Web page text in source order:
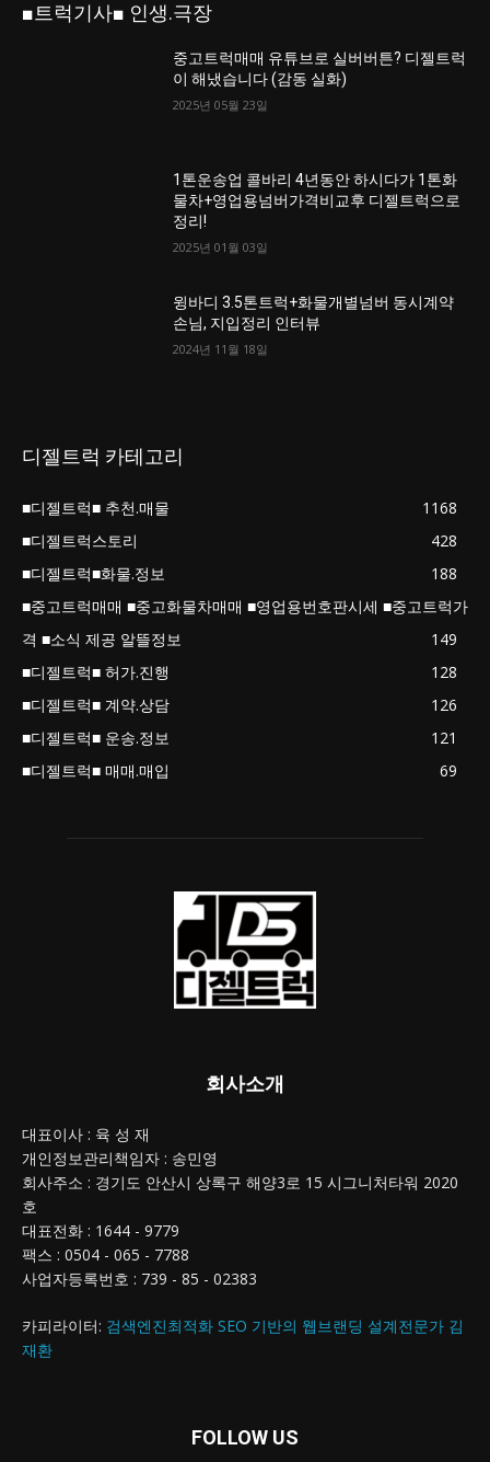
■트럭기사■ 인생.극장
중고트럭매매 유튜브로 실버버튼? 디젤트럭
이 해냈습니다 (감동 실화)
2025년 05월 23일
1톤운송업 콜바리 4년동안 하시다가 1톤화
물차+영업용넘버가격비교후 디젤트럭으로
정리!
2025년 01월 03일
윙바디 3.5톤트럭+화물개별넘버 동시계약
손님, 지입정리 인터뷰
2024년 11월 18일
디젤트럭 카테고리
■디젤트럭■ 추천.매물
1168
■디젤트럭스토리
428
■디젤트럭■화물.정보
188
■중고트럭매매 ■중고화물차매매 ■영업용번호판시세 ■중고트럭가
격 ■소식 제공 알뜰정보
149
■디젤트럭■ 허가.진행
128
■디젤트럭■ 계약.상담
126
■디젤트럭■ 운송.정보
121
■디젤트럭■ 매매.매입
69
회사소개
대표이사 : 육 성 재
개인정보관리책임자 : 송민영
회사주소 : 경기도 안산시 상록구 해양3로 15 시그니처타워 2020
호
대표전화 : 1644 - 9779
팩스 : 0504 - 065 - 7788
사업자등록번호 : 739 - 85 - 02383
카피라이터: 검색엔진최적화 SEO 기반의 웹브랜딩 설계전문가 김
재환
FOLLOW US